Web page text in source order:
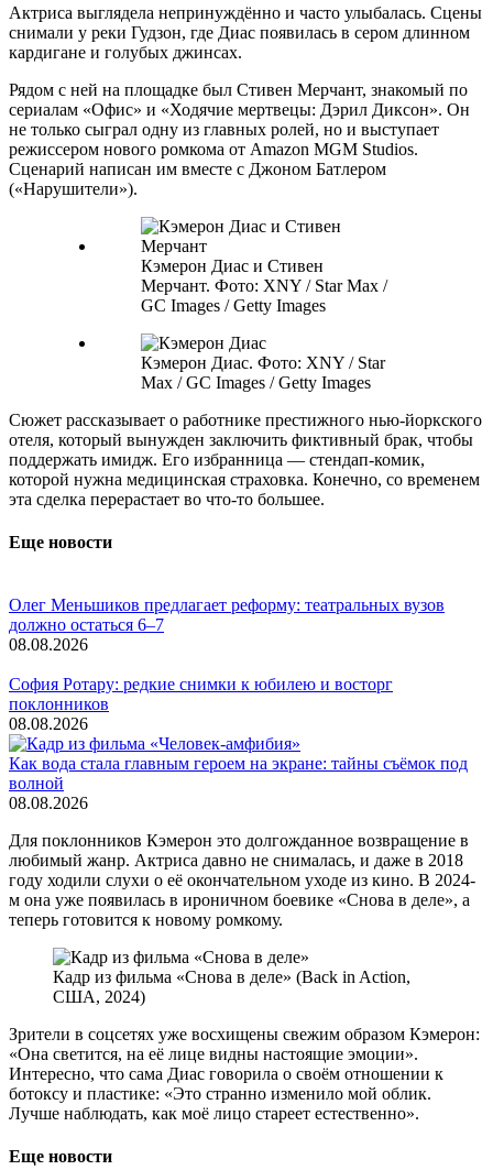
Актриса выглядела непринуждённо и часто улыбалась. Сцены
снимали у реки Гудзон, где Диас появилась в сером длинном
кардигане и голубых джинсах.
Рядом с ней на площадке был Стивен Мерчант, знакомый по
сериалам «Офис» и «Ходячие мертвецы: Дэрил Диксон». Он
не только сыграл одну из главных ролей, но и выступает
режиссером нового ромкома от Amazon MGM Studios.
Сценарий написан им вместе с Джоном Батлером
(«Нарушители»).
Кэмерон Диас и Стивен
Мерчант. Фото: XNY / Star Max /
GC Images / Getty Images
Кэмерон Диас. Фото: XNY / Star
Max / GC Images / Getty Images
Сюжет рассказывает о работнике престижного нью-йоркского
отеля, который вынужден заключить фиктивный брак, чтобы
поддержать имидж. Его избранница — стендап-комик,
которой нужна медицинская страховка. Конечно, со временем
эта сделка перерастает во что-то большее.
Еще новости
Олег Меньшиков предлагает реформу: театральных вузов
должно остаться 6–7
08.08.2026
София Ротару: редкие снимки к юбилею и восторг
поклонников
08.08.2026
Как вода стала главным героем на экране: тайны съёмок под
волной
08.08.2026
Для поклонников Кэмерон это долгожданное возвращение в
любимый жанр. Актриса давно не снималась, и даже в 2018
году ходили слухи о её окончательном уходе из кино. В 2024-
м она уже появилась в ироничном боевике «Снова в деле», а
теперь готовится к новому ромкому.
Кадр из фильма «Снова в деле» (Back in Action,
США, 2024)
Зрители в соцсетях уже восхищены свежим образом Кэмерон:
«Она светится, на её лице видны настоящие эмоции».
Интересно, что сама Диас говорила о своём отношении к
ботоксу и пластике: «Это странно изменило мой облик.
Лучше наблюдать, как моё лицо стареет естественно».
Еще новости